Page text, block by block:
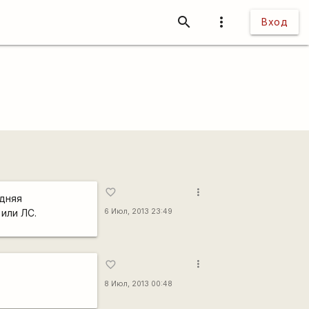
more_vert Вход
search
ЛС.
favorite_border
6 Июл, 2013 23:49
more_vert
favorite_border
8 Июл, 2013 00:48
more_vert